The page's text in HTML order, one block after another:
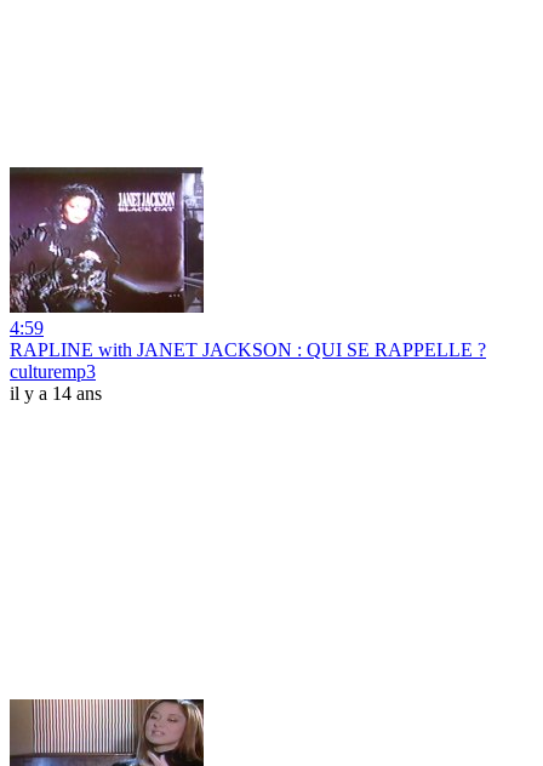
4:59
RAPLINE with JANET JACKSON : QUI SE RAPPELLE ?
culturemp3
il y a 14 ans